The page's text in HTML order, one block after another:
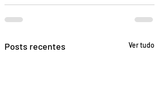
Posts recentes Ver tudo